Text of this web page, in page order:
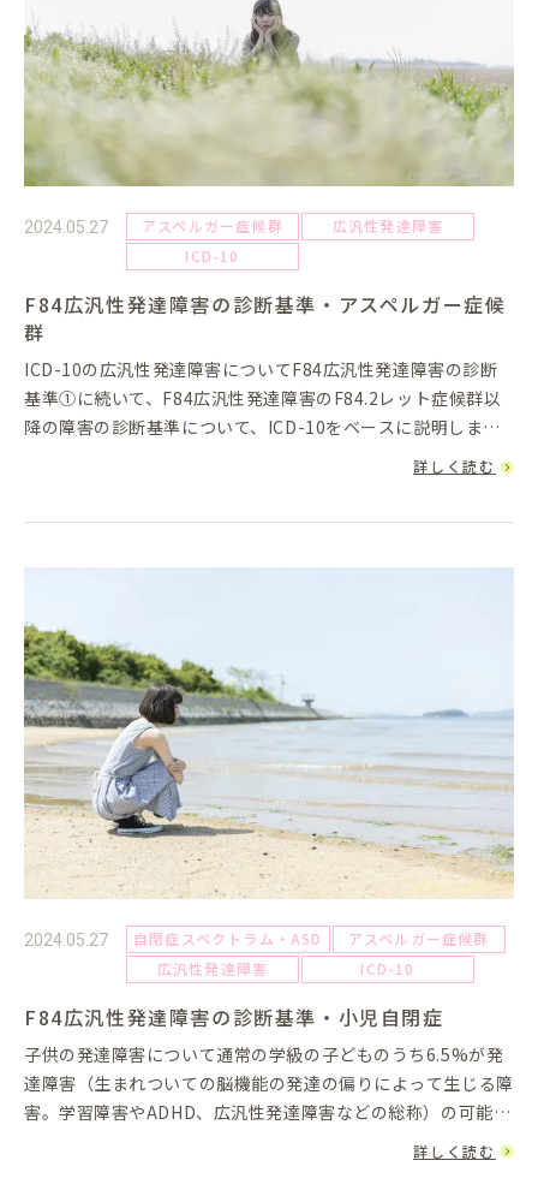
2024.05.27 アスペルガー症候群
広汎性発達障害
ICD-10
F84広汎性発達障害の診断基準・アスペルガー症候
群
ICD-10の広汎性発達障害についてF84広汎性発達障害の診断
基準①に続いて、F84広汎性発達障害のF84.2レット症候群以
降の障害の診断基準について、ICD-10をベースに説明しま
す。F84広汎性発達障害の各診断基準の続きF84広汎性発達...
詳しく読む
2024.05.27 自閉症スペクトラム・ASD
アスペルガー症候群
広汎性発達障害
ICD-10
F84広汎性発達障害の診断基準・小児自閉症
子供の発達障害について通常の学級の子どものうち6.5%が発
達障害（生まれついての脳機能の発達の偏りによって生じる障
害。学習障害やADHD、広汎性発達障害などの総称）の可能性
があると言われています。 この中の広汎性発達障害は特に対
詳しく読む